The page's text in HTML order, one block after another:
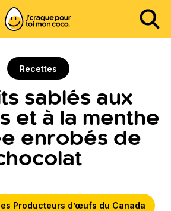
Recettes
sablés aux
et à la menthe
enrobés de
Producteurs d’œufs du Canada